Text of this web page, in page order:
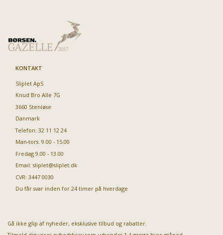
KONTAKT
Sliplet ApS
Knud Bro Alle 7G
3660 Stenløse
Danmark
Telefon: 32 11 12 24
Man-tors. 9.00 - 15.00
Fredag 9.00 - 13.00
Email: sliplet@sliplet.dk
CVR: 3447 0030
Du får svar inden for 24 timer på hverdage
Gå ikke glip af nyheder, eksklusive tilbud og rabatter.